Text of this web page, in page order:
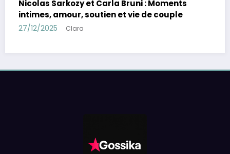
26/11/2025 Clara